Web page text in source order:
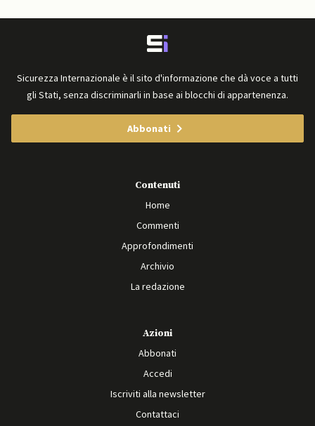
Sicurezza Internazionale è il sito d'informazione che dà voce a tutti
gli Stati, senza discriminarli in base ai blocchi di appartenenza.
Abbonati
Contenuti
Home
Commenti
Approfondimenti
Archivio
La redazione
Azioni
Abbonati
Accedi
Iscriviti alla newsletter
Contattaci